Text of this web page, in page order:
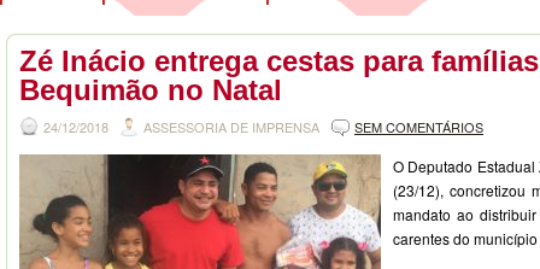
Zé Inácio entrega cestas para
Bequimão no Natal
24/12/2018 ASSESSORIA DE IMPRENSA SEM COMENTÁRIOS
O Deputado
(23/12), concretizou
mandato ao
carentes do